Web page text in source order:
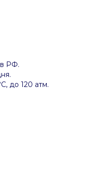
РФ.
до 120 атм.